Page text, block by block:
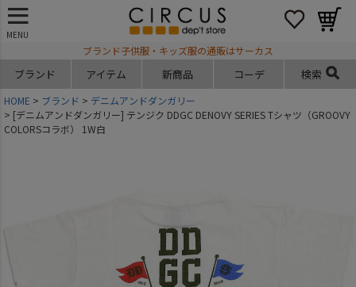
MENU
ブランド子供服・キッズ服の通販はサーカス
ブランド アイテム 新商品 コーデ 検索
HOME ブランド
デニムアンドダンガリー
[デニムアンドダンガリー] テンジク DDGC DENOVY SERIES Tシャツ（GROOVY
COLORSコラボ） 1W白